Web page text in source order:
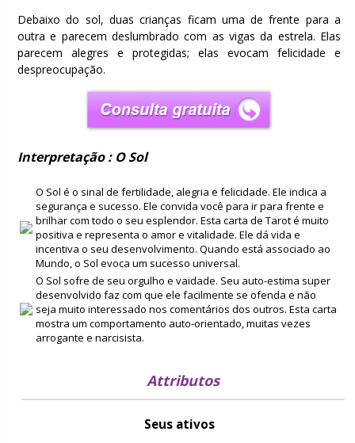
Debaixo do sol, duas crianças ficam uma de frente para a
outra e parecem deslumbrado com as vigas da estrela. Elas
parecem alegres e protegidas; elas evocam felicidade e
despreocupação.
Interpretação : O Sol
O Sol é o sinal de fertilidade, alegria e felicidade. Ele indica a
segurança e sucesso. Ele convida você para ir para frente e
brilhar com todo o seu esplendor. Esta carta de Tarot é muito
positiva e representa o amor e vitalidade. Ele dá vida e
incentiva o seu desenvolvimento. Quando está associado ao
Mundo, o Sol evoca um sucesso universal.
O Sol sofre de seu orgulho e vaidade. Seu auto-estima super
desenvolvido faz com que ele facilmente se ofenda e não
seja muito interessado nos comentários dos outros. Esta carta
mostra um comportamento auto-orientado, muitas vezes
arrogante e narcisista.
Attributos
Seus ativos